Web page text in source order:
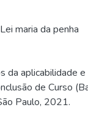
Lei maria da penha
aplicabilidade e
de Curso
Paulo, 2021.